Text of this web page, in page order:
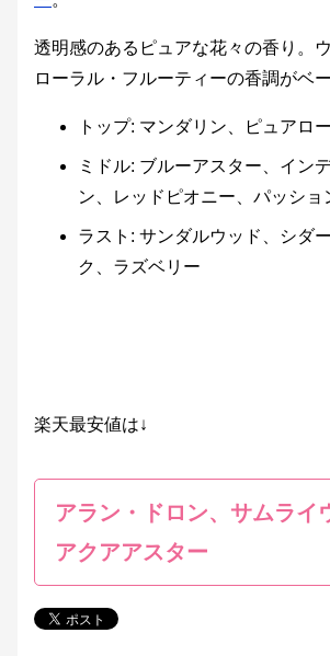
透明感のあるピュアな花々の香り。
ローラル・フルーティーの香調がベー
トップ: マンダリン、ピュアロ
ミドル: ブルーアスター、イン
ン、レッドピオニー、パッショ
ラスト: サンダルウッド、シダ
ク、ラズベリー
楽天最安値は↓
アラン・ドロン、サムライ
アクアアスター